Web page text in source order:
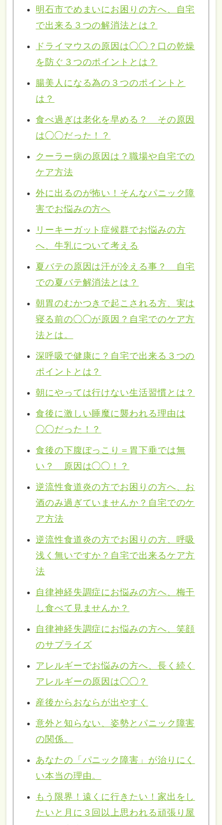
明石市でめまいにお困りの方へ、自宅
で出来る３つの解消法とは？
ドライマウスの原因は◯◯？口の乾燥
を防ぐ３つのポイントとは？
腸美人になる為の３つのポイントと
は？
食べ過ぎは老化を早める？ その原因
は◯◯だった！？
クーラー病の原因は？職場や自宅での
ケア方法
外に出るのが怖い！そんなパニック障
害でお悩みの方へ
リーキーガット症候群でお悩みの方
へ、牛乳について考える
夏バテの原因は汗が冷える事？ 自宅
での夏バテ解消法とは？
朝胃のむかつきで起こされる方、実は
寝る前の◯◯が原因？自宅でのケア方
法とは。
深呼吸で健康に？自宅で出来る３つの
ポイントとは？
朝にやっては行けない生活習慣とは？
食後に激しい睡魔に襲われる理由は
◯◯だった！？
食後の下腹ぽっこり＝胃下垂では無
い？ 原因は◯◯！？
逆流性食道炎の方でお困りの方へ、お
酒のみ過ぎていませんか？自宅でのケ
ア方法
逆流性食道炎の方でお困りの方、呼吸
浅く無いですか？自宅で出来るケア方
法
自律神経失調症にお悩みの方へ、梅干
し食べて見ませんか？
自律神経失調症にお悩みの方へ、笑顔
のサプライズ
アレルギーでお悩みの方へ、長く続く
アレルギーの原因は◯◯？
産後からおならが出やすく
意外と知らない、姿勢とパニック障害
の関係。
あなたの「パニック障害」が治りにく
い本当の理由。
もう限界！遠くに行きたい！家出をし
たいと月に３回以上思われる頑張り屋